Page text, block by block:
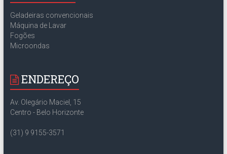
Geladeiras convencionais
Máquina de Lavar
Fogões
Microondas
ENDEREÇO
Av. Olegário Maciel, 15
Centro - Belo Horizonte
(31) 9 9155-3571